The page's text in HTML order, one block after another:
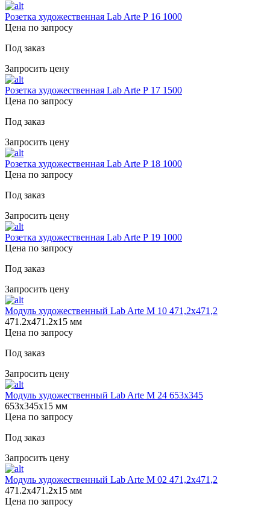
Розетка художественная Lab Arte Р 16 1000
Цена по запросу
Под заказ
Запросить цену
Розетка художественная Lab Arte Р 17 1500
Цена по запросу
Под заказ
Запросить цену
Розетка художественная Lab Arte Р 18 1000
Цена по запросу
Под заказ
Запросить цену
Розетка художественная Lab Arte Р 19 1000
Цена по запросу
Под заказ
Запросить цену
Модуль художественный Lab Arte М 10 471,2х471,2
471.2х471.2х15 мм
Цена по запросу
Под заказ
Запросить цену
Модуль художественный Lab Arte М 24 653х345
653х345х15 мм
Цена по запросу
Под заказ
Запросить цену
Модуль художественный Lab Arte М 02 471,2х471,2
471.2х471.2х15 мм
Цена по запросу